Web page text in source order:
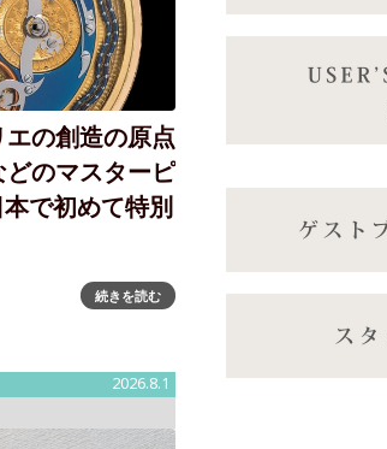
の創造の原点
どのマスターピ
で初めて特別
ル ワンダーズ
されたスイスの独立
続きを読む
2026.8.1